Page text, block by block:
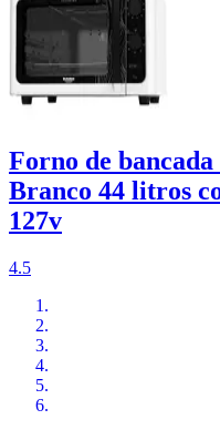
Forno de
Branco 44 litros
127v
4.5